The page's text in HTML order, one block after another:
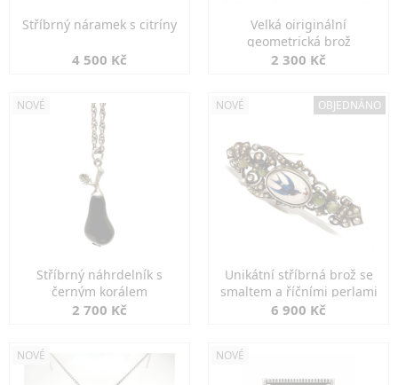
Stříbrný náramek s citríny
4 500 Kč
Velká oiriginální
geometrická brož
2 300 Kč
NOVÉ
Stříbrný náhrdelník s
černým korálem
2 700 Kč
NOVÉ OBJEDNÁNO
Unikátní stříbrná brož se
smaltem a říčními perlami
6 900 Kč
NOVÉ NOVÉ